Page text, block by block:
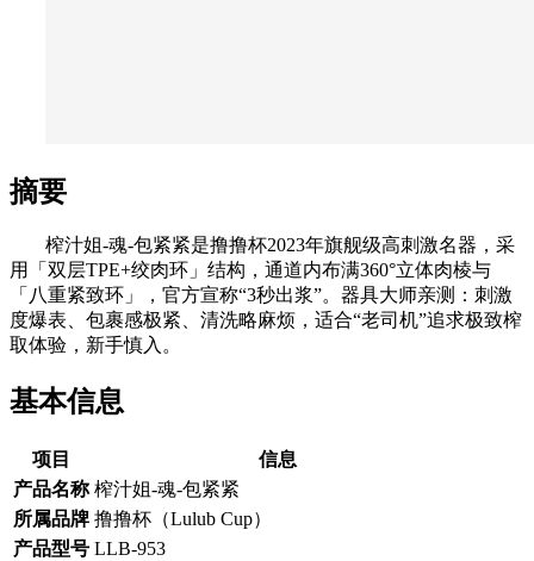
摘要
榨汁姐-魂-包紧紧是撸撸杯2023年旗舰级高刺激名器，采
用「双层TPE+绞肉环」结构，通道内布满360°立体肉棱与
「八重紧致环」，官方宣称“3秒出浆”。器具大师亲测：刺激
度爆表、包裹感极紧、清洗略麻烦，适合“老司机”追求极致榨
取体验，新手慎入。
基本信息
项目
信息
产品名称 榨汁姐-魂-包紧紧
所属品牌 撸撸杯（Lulub Cup）
产品型号 LLB-953